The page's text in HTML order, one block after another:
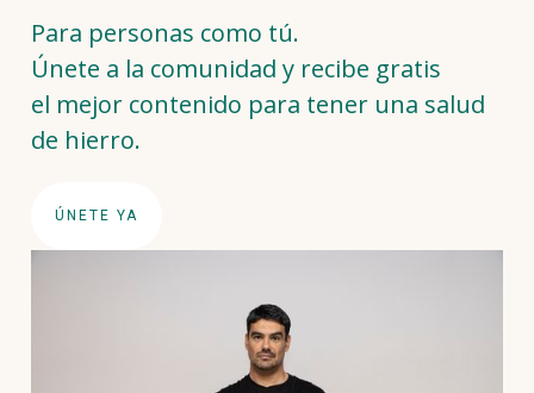
Para personas como tú.
Únete a la comunidad y recibe gratis
el mejor contenido para tener una salud
de hierro.
ÚNETE YA